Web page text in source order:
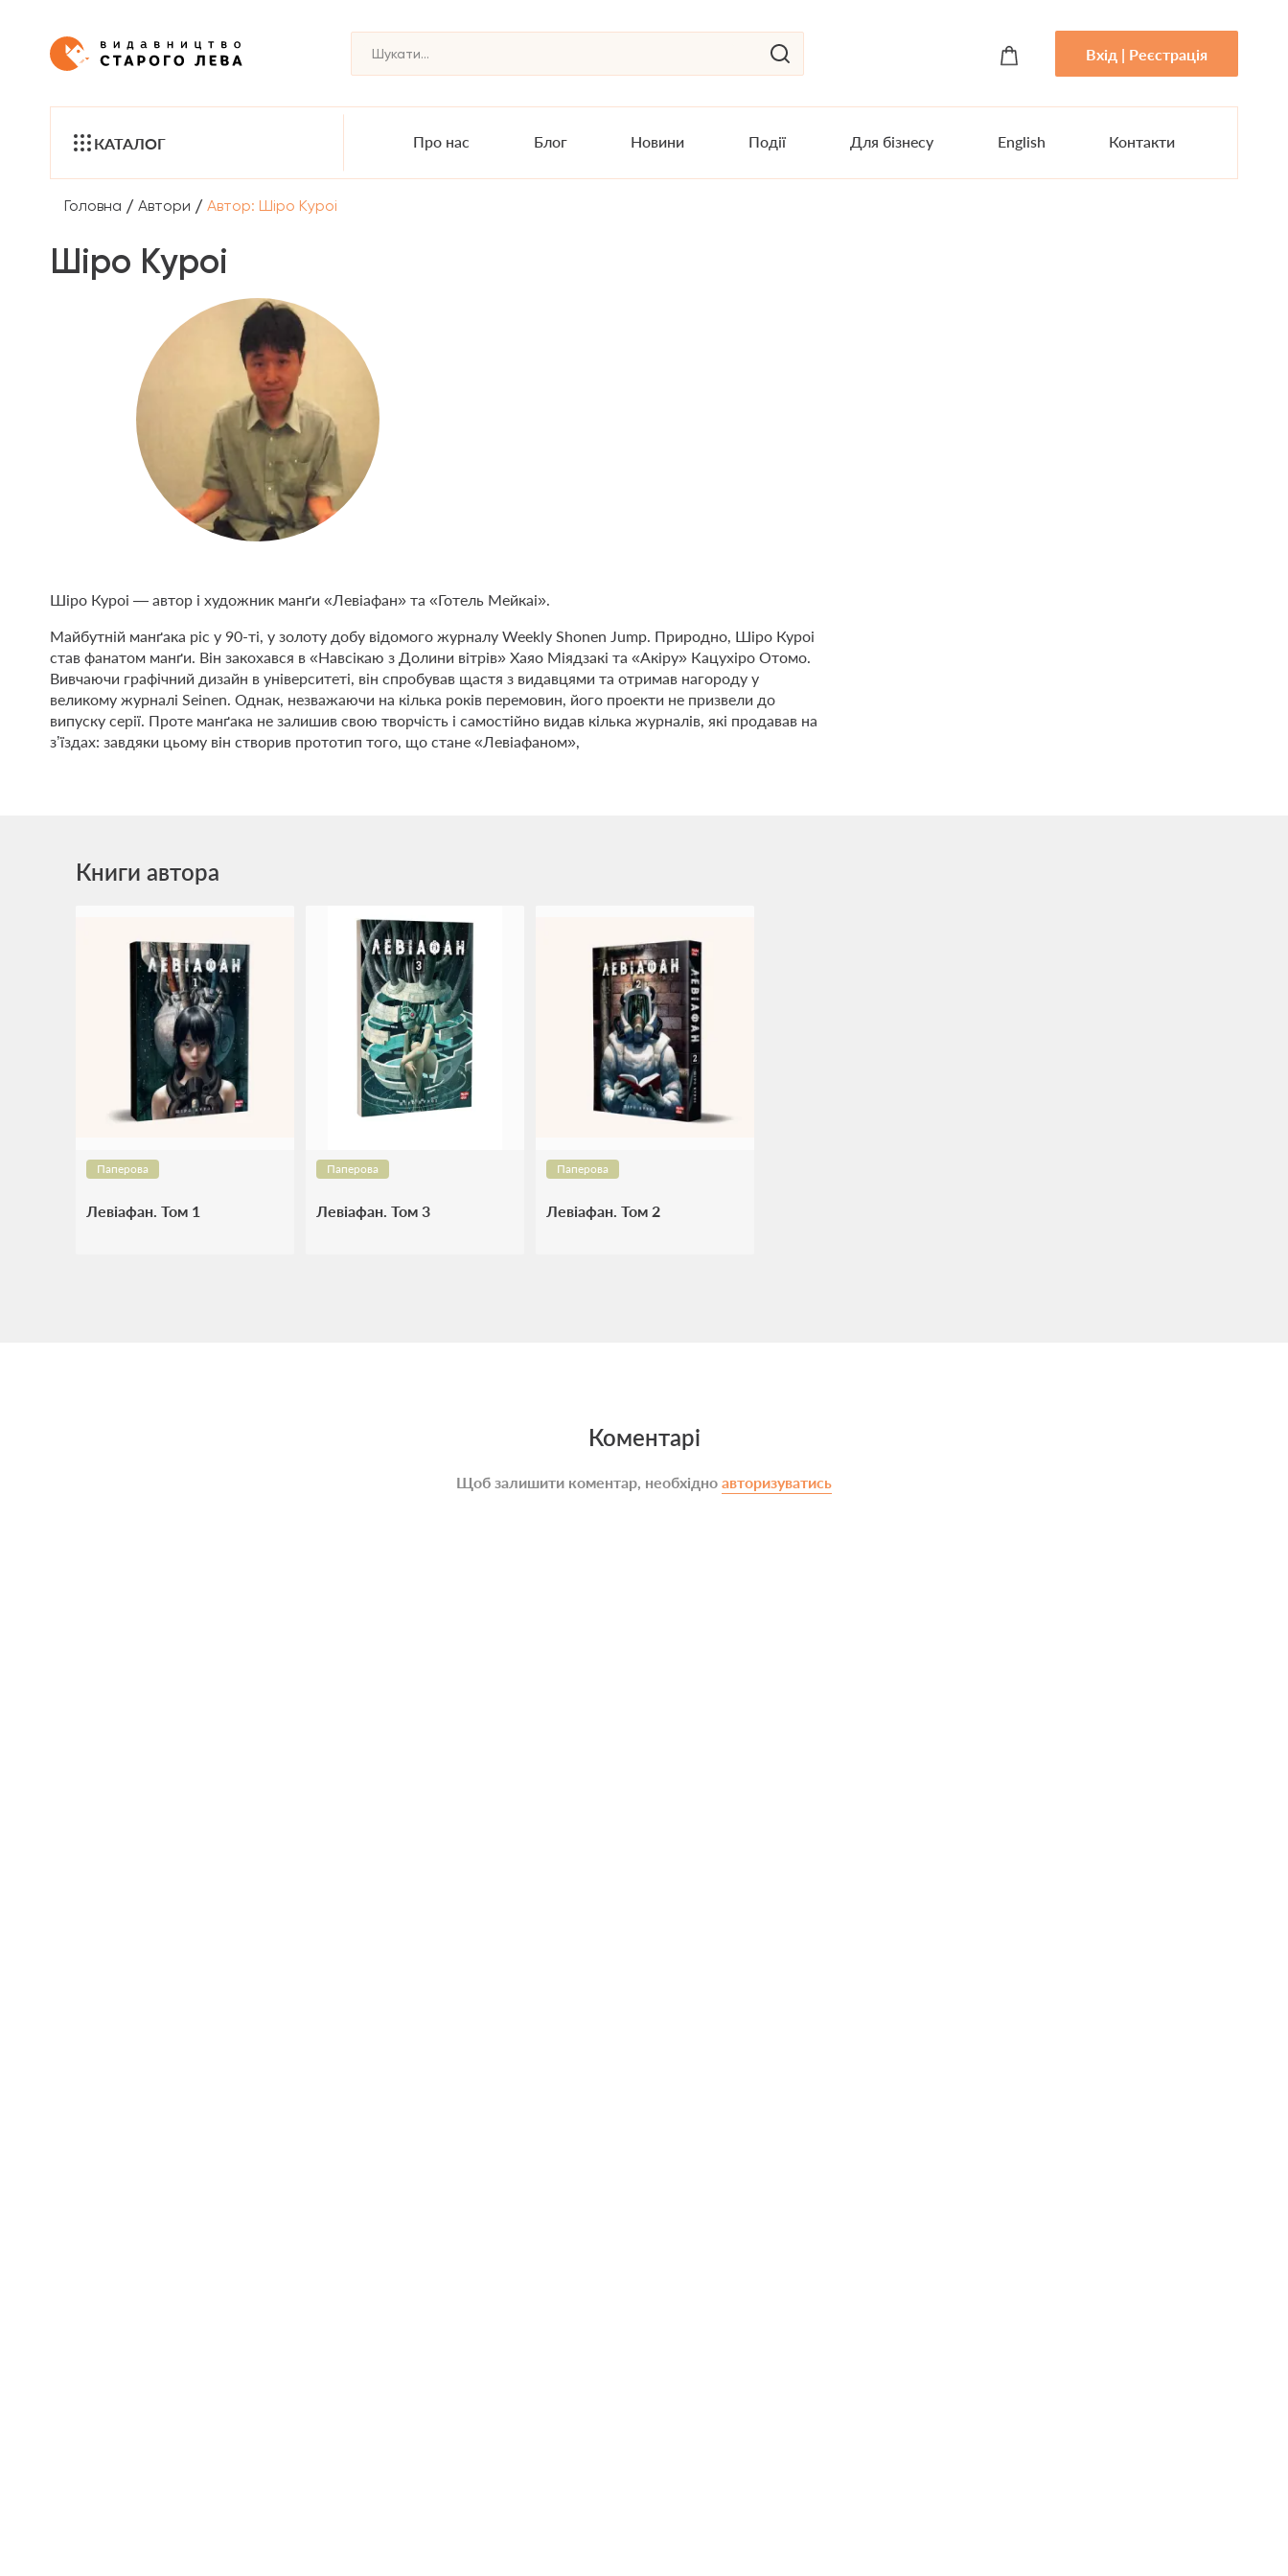
Вхід | Реєстрація
КАТАЛОГ Про нас Блог Новини Події Для бізнесу English Контакти
Головна / Автори / Автор: Шіро Куроі
Шіро Куроі
Шіро Куроі — автор і художник манґи «Левіафан» та «Готель Мейкаі».
Майбутній манґака ріс у 90-ті, у золоту добу відомого журналу Weekly Shonen Jump. Природно, Шіро Куроі
став фанатом манґи. Він закохався в «Навсікаю з Долини вітрів» Хаяо Міядзакі та «Акіру» Кацухіро Отомо.
Вивчаючи графічний дизайн в університеті, він спробував щастя з видавцями та отримав нагороду у
великому журналі Seinen. Однак, незважаючи на кілька років перемовин, його проекти не призвели до
випуску серії. Проте манґака не залишив свою творчість і самостійно видав кілька журналів, які продавав на
з’їздах: завдяки цьому він створив прототип того, що стане «Левіафаном»,
Книги автора
Паперова
Левіафан. Том 1
Паперова
Левіафан. Том 3
Паперова
Левіафан. Том 2
Коментарі
Щоб залишити коментар, необхідно авторизуватись